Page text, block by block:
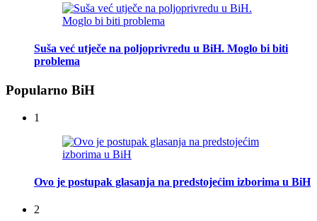
Suša već utječe na poljoprivredu u BiH. Moglo bi biti
problema
Popularno BiH
1
Ovo je postupak glasanja na predstojećim izborima u BiH
2